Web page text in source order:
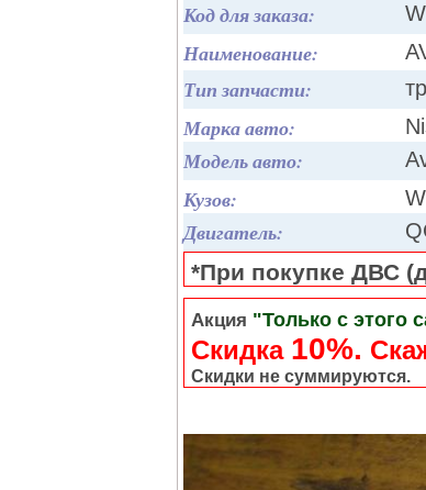
Код для заказа:
Наименование:
Тип запчасти:
Марка авто:
Модель авто:
Кузов:
Двигатель:
*При покупке ДВС
Акция "Только с этого
Скидка 10%.
Скидки не суммируются.